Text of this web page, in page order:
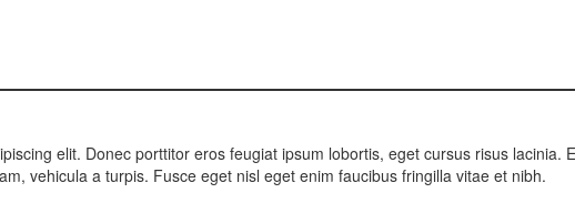
elit. Donec porttitor eros feugiat ipsum lobortis, eget cursus risus lacinia.
vehicula a turpis. Fusce eget nisl eget enim faucibus fringilla vitae et nibh.